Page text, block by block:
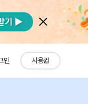
인 사용권